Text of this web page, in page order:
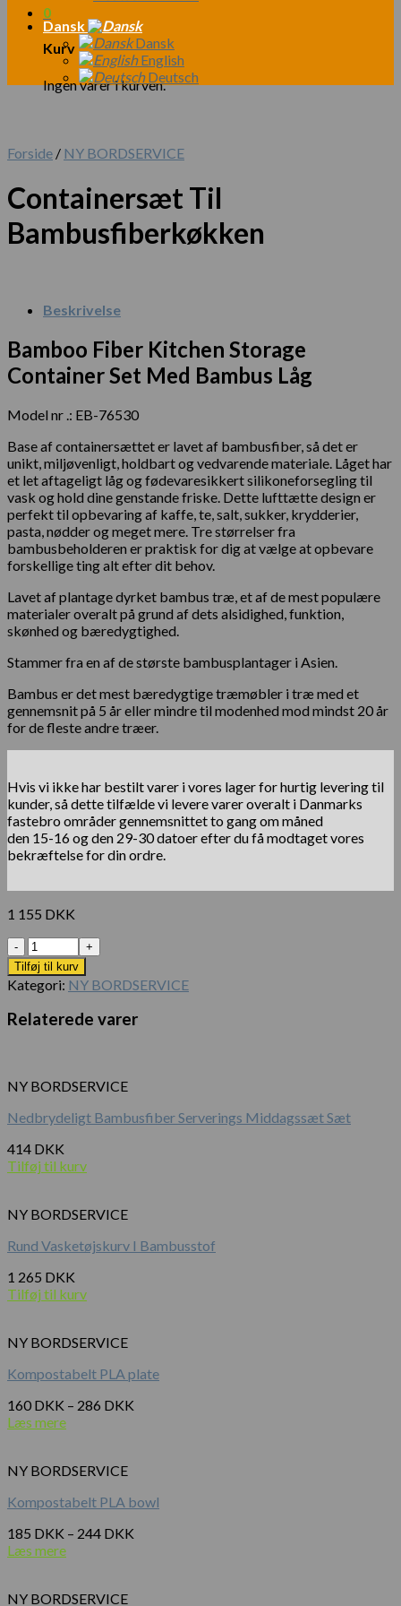
0
Kurv
Ingen varer i kurven.
Dansk
Dansk
English
Deutsch
Forside / NY BORDSERVICE
Containersæt Til
Bambusfiberkøkken
Beskrivelse
Bamboo Fiber Kitchen Storage
Container Set Med Bambus Låg
Model nr .: EB-76530
Base af containersættet er lavet af bambusfiber, så det er
unikt, miljøvenligt, holdbart og vedvarende materiale. Låget har
et let aftageligt låg og fødevaresikkert silikoneforsegling til
vask og hold dine genstande friske. Dette lufttætte design er
perfekt til opbevaring af kaffe, te, salt, sukker, krydderier,
pasta, nødder og meget mere. Tre størrelser fra
bambusbeholderen er praktisk for dig at vælge at opbevare
forskellige ting alt efter dit behov.
Lavet af plantage dyrket bambus træ, et af de mest populære
materialer overalt på grund af dets alsidighed, funktion,
skønhed og bæredygtighed.
Stammer fra en af ​​de største bambusplantager i Asien.
Bambus er det mest bæredygtige træmøbler i træ med et
gennemsnit på 5 år eller mindre til modenhed mod mindst 20 år
for de fleste andre træer.
Hvis vi ikke har bestilt varer i vores lager for hurtig levering til
kunder, så dette tilfælde vi levere varer overalt i Danmarks
fastebro områder gennemsnittet to gang om måned
den 15-16 og den 29-30 datoer efter du få modtaget vores
bekræftelse for din ordre.
1 155 DKK
Antal
Tilføj til kurv
Kategori: NY BORDSERVICE
Relaterede varer
NY BORDSERVICE
Nedbrydeligt Bambusfiber Serverings Middagssæt Sæt
414 DKK
Tilføj til kurv
NY BORDSERVICE
Rund Vasketøjskurv I Bambusstof
1 265 DKK
Tilføj til kurv
NY BORDSERVICE
Kompostabelt PLA plate
160 DKK – 286 DKK
Læs mere
NY BORDSERVICE
Kompostabelt PLA bowl
185 DKK – 244 DKK
Læs mere
NY BORDSERVICE